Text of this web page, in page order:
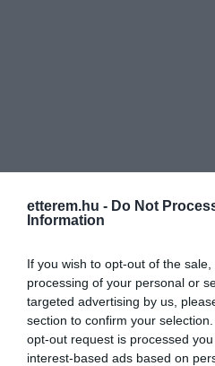
etterem.hu - Do Not
Information
If you wish to opt-out of the
processing of your personal or
targeted advertising by us,
section to confirm your
opt-out request is processed
interest-based ads based on
Értékelések
3.9 0
3 0
2 0
1 3